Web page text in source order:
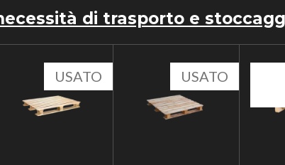
di trasporto e
USATO USATO